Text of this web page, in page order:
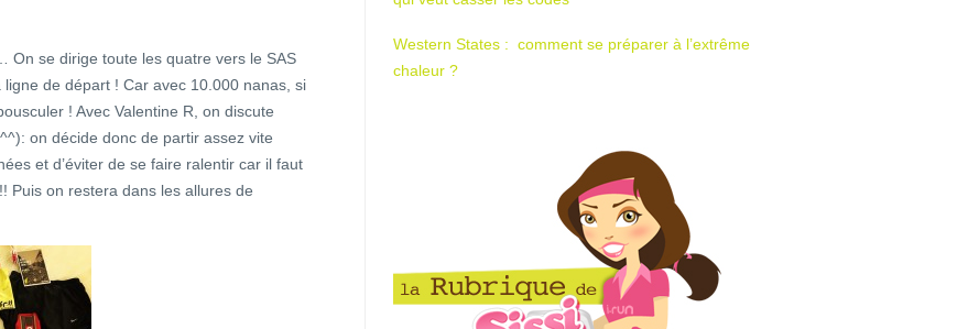
On se dirige toute les quatre vers le SAS
de départ ! Car avec 10.000 nanas, si
! Avec Valentine R, on discute
on décide donc de partir assez vite
et d’éviter de se faire ralentir car il faut
Puis on restera dans les allures de
Western States : comment se préparer à l’extrême
chaleur ?